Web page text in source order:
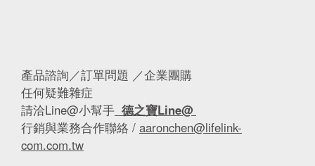
產品諮詢／訂單問題 ／企業團購
任何疑難雜症
請洽Line@小幫手 德之寶Line@
行銷與業務合作聯絡 / aaronchen@lifelink-
com.com.tw